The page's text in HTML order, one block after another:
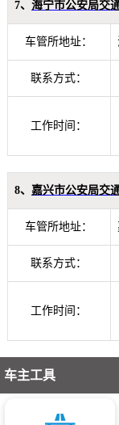
7、 海宁市公安局交
车管所地址：
联系方式：
工作时间：
8、 嘉兴市公安局交
车管所地址：
联系方式：
工作时间：
车主工具